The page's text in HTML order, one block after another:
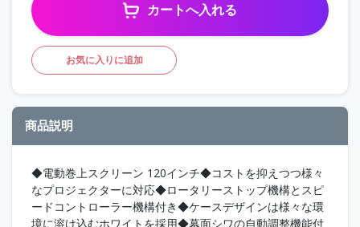
カートへ入れる
お気に入りに追加
商品説明
◆電動巻上スクリーン 120インチ◆コストを抑えつつ様々
なプロジェクターに対応◆ロータリーストップ機構とスピ
ードコントローラー機構付き◆ケースデザインは様々な環
境に溶け込むホワイトを採用◆幕面シワの自動調整機能付